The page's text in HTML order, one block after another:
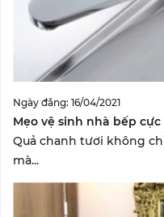
Ngày đăng: 16/04/2021
Mẹo vệ sinh nhà bếp
Quả chanh tươi không
mà...